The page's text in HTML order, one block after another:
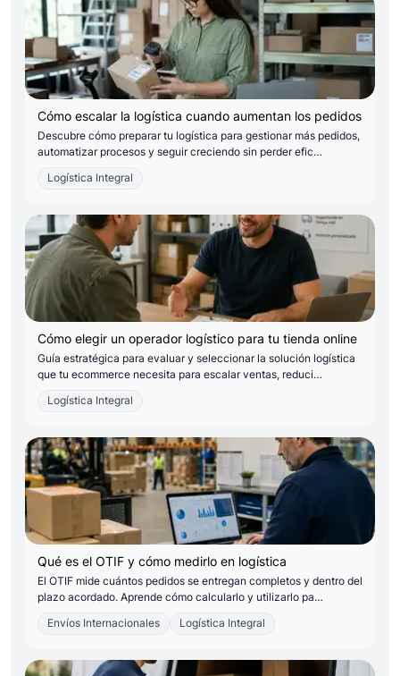
Cómo escalar la logística cuando aumentan los pedidos
Descubre cómo preparar tu logística para gestionar más pedidos,
automatizar procesos y seguir creciendo sin perder efic…
Logística Integral
Cómo elegir un operador logístico para tu tienda online
Guía estratégica para evaluar y seleccionar la solución logística
que tu ecommerce necesita para escalar ventas, reduci…
Logística Integral
Qué es el OTIF y cómo medirlo en logística
El OTIF mide cuántos pedidos se entregan completos y dentro del
plazo acordado. Aprende cómo calcularlo y utilizarlo pa…
Envíos Internacionales Logística Integral